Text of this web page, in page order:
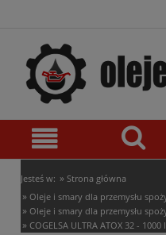
Jesteś w: » Strona główna
» Oleje i smary dla przemysłu
» Oleje i smary dla przemysłu
» COGELSA ULTRA ATOX 32 - 1000